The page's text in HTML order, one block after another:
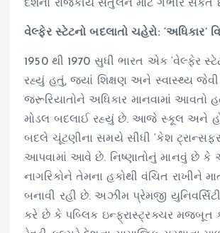
દેશના રાજકીય સંતુલન માટે ગંભીર સંકેત
વેલ્ફેર સ્ટેટનો બદલાતો ચહેરો: ‘અધિકાર’
1950 થી 1970 સુધી ભારત એક ‘વેલ્ફેર
રહ્યું હતું, જ્યાં શિક્ષણ અને સ્વાસ્થ્ય જેવી
જરૂરિયાતોને અધિકાર માનવામાં આવતો
મોડલ બદલાઈ રહ્યું છે. આજે સ્કૂલ અને
બદલે ચૂંટણીના સમયે સીધી ‘કેશ
આપવામાં આવે છે. નિષ્ણાતોનું માનવું છે કે
નાગરિકોને તેમના હકોથી વંચિત રાખીને માત્ર
બનાવી રહી છે. અઝીમ પ્રેમજી
કરે છે કે પબ્લિક ઇન્ફ્રાસ્ટ્રક્ચર મજબૂત